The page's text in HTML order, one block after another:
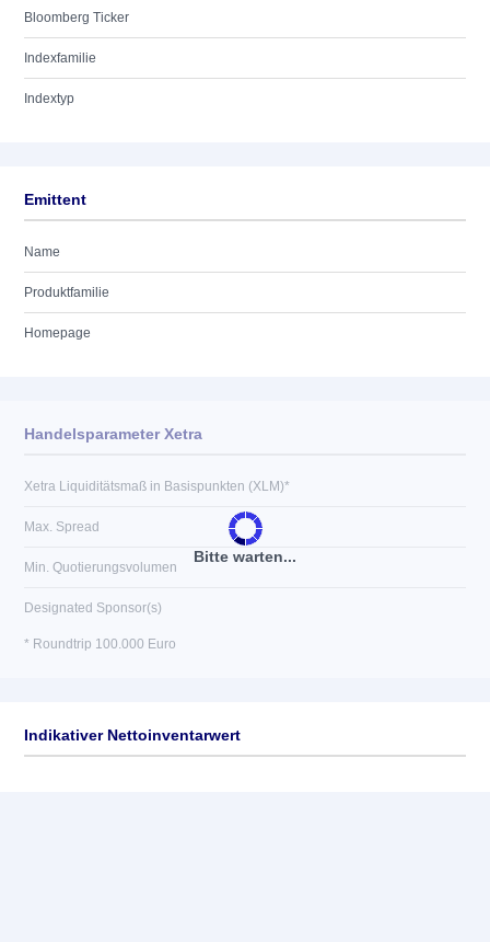
Bloomberg Ticker
Indexfamilie
Indextyp
Emittent
Name
Produktfamilie
Homepage
Bitte warten...
Handelsparameter Xetra
Xetra Liquiditätsmaß in Basispunkten (XLM)*
Max. Spread
Min. Quotierungsvolumen
Designated Sponsor(s)
* Roundtrip 100.000 Euro
Indikativer Nettoinventarwert